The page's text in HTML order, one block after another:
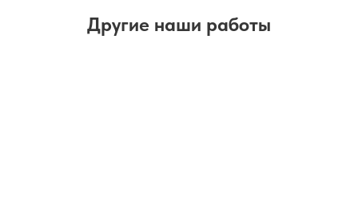
Другие наши работы